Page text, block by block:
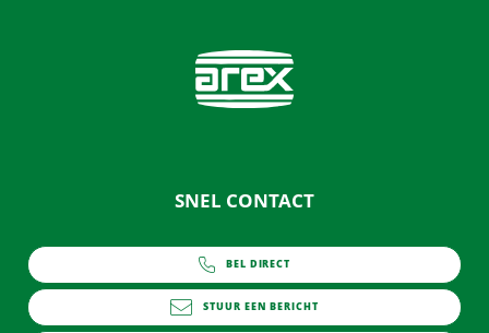
SNEL CONTACT
BEL DIRECT
STUUR EEN BERICHT